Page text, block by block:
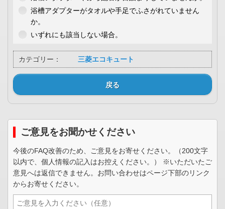
浴槽アダプターがタオルや手足でふさがれていません
か。
いずれにも該当しない場合。
カテゴリー： 三菱エコキュート
戻る
ご意見をお聞かせください
今後のFAQ改善のため、ご意見をお寄せください。（200文字
以内で、個人情報の記入はお控えください。） ※いただいたご
意見へは返信できません。お問い合わせはページ下部のリンク
からお寄せください。